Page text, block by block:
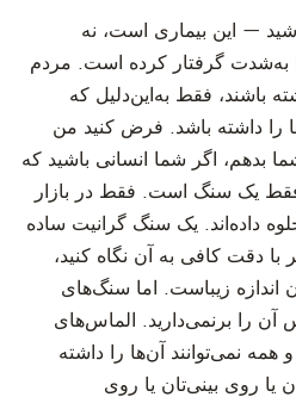
— این بیماری است، نه
به‌شدت گرفتار کرده است. مردم
باشند، فقط به‌این‌دلیل که
را داشته باشد. فرض کنید من
بدهم، اگر شما انسانی باشید که
یک سنگ است. فقط در بازار
داده‌اند. یک سنگ گرانیت ساده
با دقت کافی به آن نگاه کنید،
اندازه زیباست. اما سنگ‌های
آن را برنمی‌دارید. الماس‌های
نمی‌توانند آن‌ها را داشته
یا روی بینی‌تان یا روی